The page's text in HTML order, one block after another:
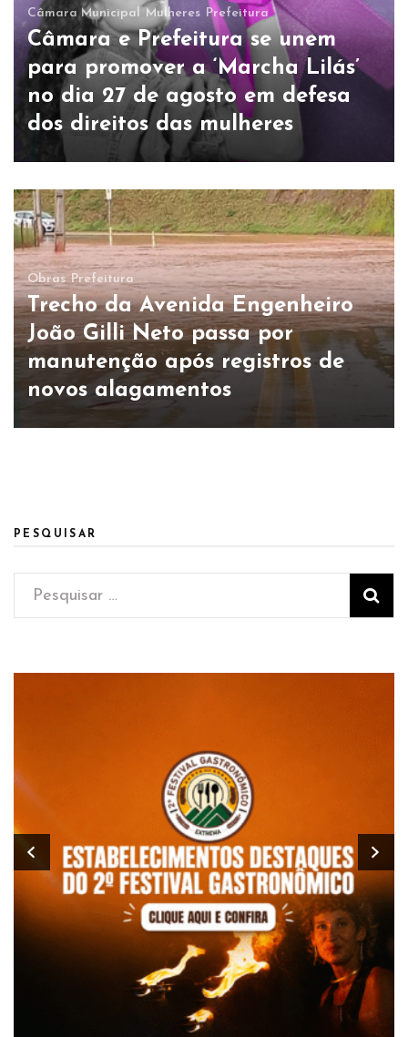
Câmara Municipal Mulheres Prefeitura
Câmara e Prefeitura se unem
para promover a ‘Marcha Lilás’
no dia 27 de agosto em defesa
dos direitos das mulheres
Obras Prefeitura
Trecho da Avenida Engenheiro
João Gilli Neto passa por
manutenção após registros de
novos alagamentos
PESQUISAR
Pesquisar
por: